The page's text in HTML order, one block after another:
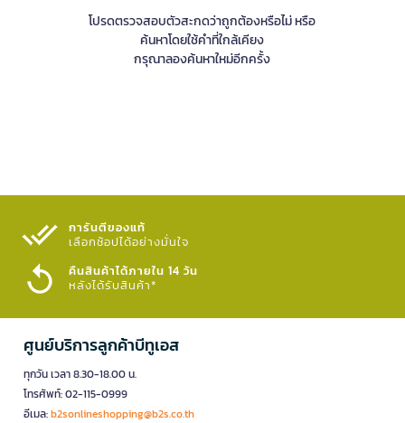
โปรดตรวจสอบตัวสะกดว่าถูกต้องหรือไม่ หรือ
ค้นหาโดยใช้คำที่ใกล้เคียง
กรุณาลองค้นหาใหม่อีกครั้ง
การันตีของแท้
เลือกช้อปได้อย่างมั่นใจ​
คืนสินค้าได้ภายใน 14 วัน
หลังได้รับสินค้า*
ศูนย์บริการลูกค้าบีทูเอส
ทุกวัน เวลา 8.30-18.00 น.
โทรศัพท์: 02-115-0999
อีเมล:b2sonlineshopping@b2s.co.th